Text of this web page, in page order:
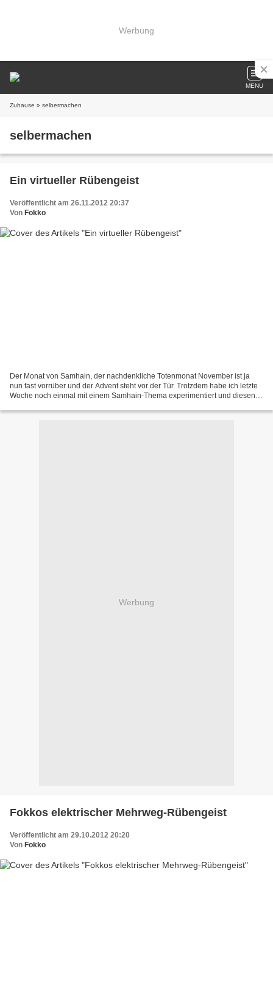
Werbung
MENU
Zuhause » selbermachen
selbermachen
Ein virtueller Rübengeist
Veröffentlicht am 26.11.2012 20:37
Von Fokko
Der Monat von Samhain, der nachdenkliche Totenmonat November ist ja
nun fast vorrüber und der Advent steht vor der Tür. Trotzdem habe ich letzte
Woche noch einmal mit einem Samhain-Thema experimentiert und diesen
Werbung
Fokkos elektrischer Mehrweg-Rübengeist
Veröffentlicht am 29.10.2012 20:20
Von Fokko